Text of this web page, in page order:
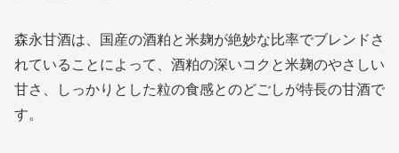
森永甘酒は、国産の酒粕と米麹が絶妙な比率でブレンドさ
れていることによって、酒粕の深いコクと米麹のやさしい
甘さ、しっかりとした粒の食感とのどごしが特長の甘酒で
す。